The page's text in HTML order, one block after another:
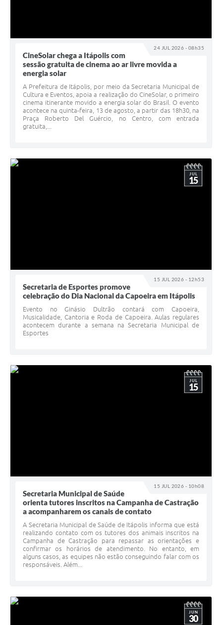
e-SIC
Diário Oficial
24 JUL 2026 - 08h35
CineSolar chega a Itápolis com
sessão gratuita de cinema ao ar livre movida a
energia solar
A Prefeitura de Itápolis, por meio da Secretaria Municipal de
Cultura e Eventos, apoia a realização do CineSolar, o primeiro
cinema itinerante movido a energia solar do Brasil. O evento
acontece na quinta-feira, 13 de agosto, a partir das 18h30, na
Praça Roberto Del Guércio, no Centro, com entrada
gratuita,...
15 JUL 2026 - 12h53
JUL
15
Secretaria de Esportes promove
celebração do Dia Nacional da Capoeira em Itápolis
Evento no Ginásio Dultrão contará com Capoeira,
Musicalidade, Cantoria e Roda de Capoeira. Aulas regulares
acontecem durante a semana na Secretaria Municipal de
Esportes
15 JUL 2026 - 10h08
JUL
15
Secretaria Municipal de Saúde
orienta tutores inscritos na Campanha de Castração
a acompanharem os canais de contato
A Secretaria Municipal de Saúde de Itápolis informa que está
realizando contato com os tutores dos animais inscritos na
Campanha de Castração para repassar as orientações e
confirmar os horários de atendimento. No entanto, em
alguns casos, as equipes não estão conseguindo falar com os
responsáveis. Além...
JUN
30